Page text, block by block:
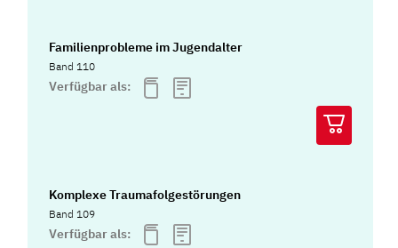
Familienprobleme im Jugendalter
Band 110
Verfügbar als:
Komplexe Traumafolgestörungen
Band 109
Verfügbar als: